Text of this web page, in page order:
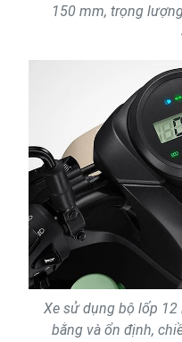
150 mm, trọng
Xe sử dụng bộ lốp
bằng và ổn định,